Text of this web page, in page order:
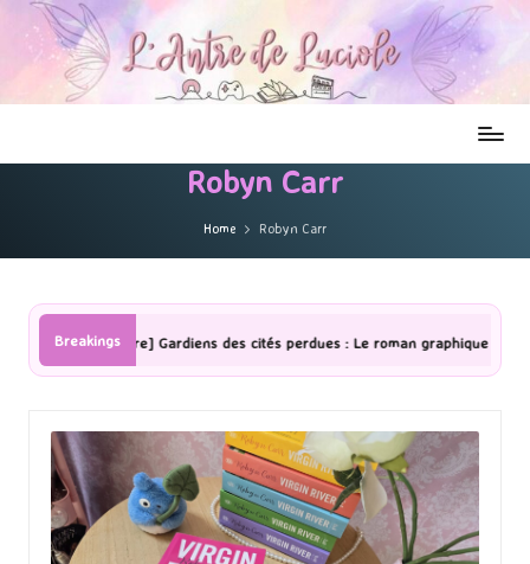
Robyn Carr
Home Robyn Carr
Breakings
Gardiens des cités perdues : Le roman graphique Tome 1 Partie 2